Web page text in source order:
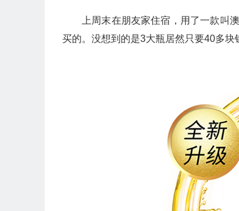
上周末在朋友家住宿，用了一款叫
买的。没想到的是3大瓶居然只要40多块